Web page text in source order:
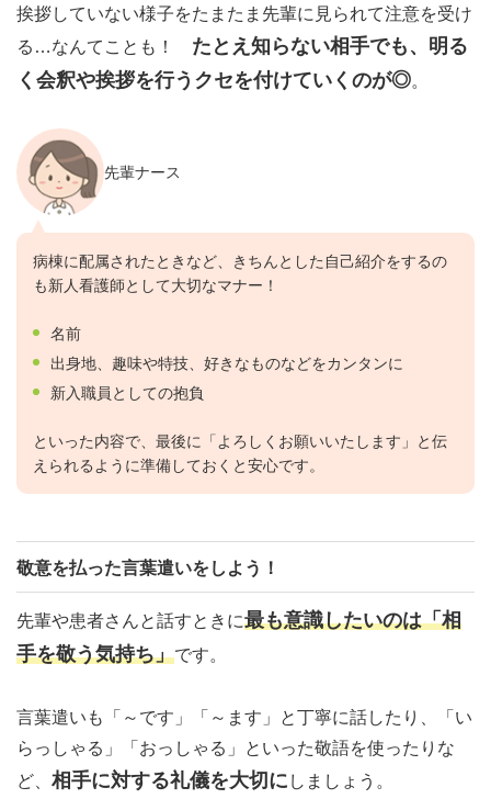
挨拶していない様子をたまたま先輩に見られて注意を受け
る…なんてことも！ たとえ知らない相手でも、明る
く会釈や挨拶を行うクセを付けていくのが◎。
先輩ナース
病棟に配属されたときなど、きちんとした自己紹介をするの
も新人看護師として大切なマナー！
名前
出身地、趣味や特技、好きなものなどをカンタンに
新入職員としての抱負
といった内容で、最後に「よろしくお願いいたします」と伝
えられるように準備しておくと安心です。
敬意を払った言葉遣いをしよう！
先輩や患者さんと話すときに最も意識したいのは「相
手を敬う気持ち」です。
言葉遣いも「～です」「～ます」と丁寧に話したり、「い
らっしゃる」「おっしゃる」といった敬語を使ったりな
ど、 相手に対する礼儀を大切に しましょう。